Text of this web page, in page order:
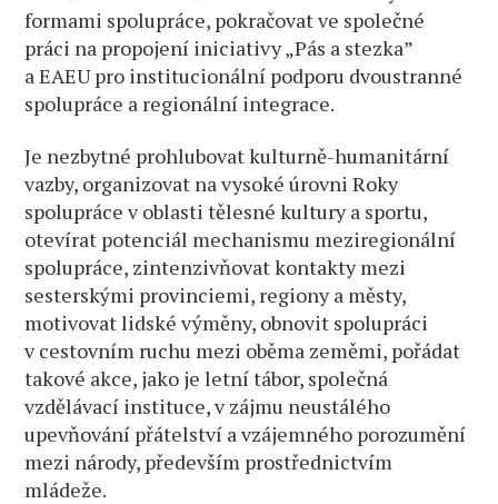
formami spolupráce, pokračovat ve společné
práci na propojení iniciativy „Pás a stezka”
a EAEU pro institucionální podporu dvoustranné
spolupráce a regionální integrace.
Je nezbytné prohlubovat kulturně-humanitární
vazby, organizovat na vysoké úrovni Roky
spolupráce v oblasti tělesné kultury a sportu,
otevírat potenciál mechanismu meziregionální
spolupráce, zintenzivňovat kontakty mezi
sesterskými provinciemi, regiony a městy,
motivovat lidské výměny, obnovit spolupráci
v cestovním ruchu mezi oběma zeměmi, pořádat
takové akce, jako je letní tábor, společná
vzdělávací instituce, v zájmu neustálého
upevňování přátelství a vzájemného porozumění
mezi národy, především prostřednictvím
mládeže.